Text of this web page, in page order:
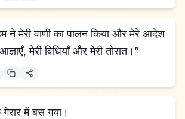
ने मेरी वाणी का पालन किया और मेरे आदेश
मेरी विधियाँ और मेरी तोरात।”
में बस गया।